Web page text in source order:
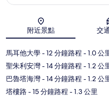
附近景點 交
馬耳他大學- 12 分鐘路程 - 1.0 公
聖朱利安灣- 14 分鐘路程 - 1.2 公
巴魯塔海灣- 14 分鐘路程 - 1.2 公
塔樓路 - 15 分鐘路程 - 1.3 公里